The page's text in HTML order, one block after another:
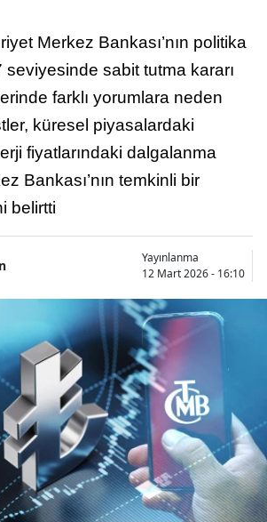
Merkez Bankası’nın politika
sabit tutma kararı
farklı yorumlara neden
küresel piyasalardaki
fiyatlarındaki dalgalanma
Bankası’nın temkinli bir
belirtti
Yayınlanma
12 Mart 2026 - 16:10